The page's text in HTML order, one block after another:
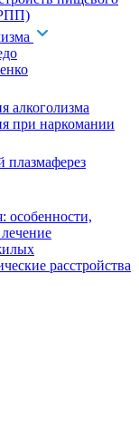
алкоголизма
при наркомании
особенности,
расстройства